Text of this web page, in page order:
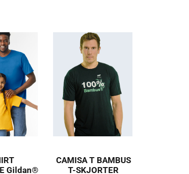
Gildan®
CAMISA T BAMBUS
T-SKJORTER